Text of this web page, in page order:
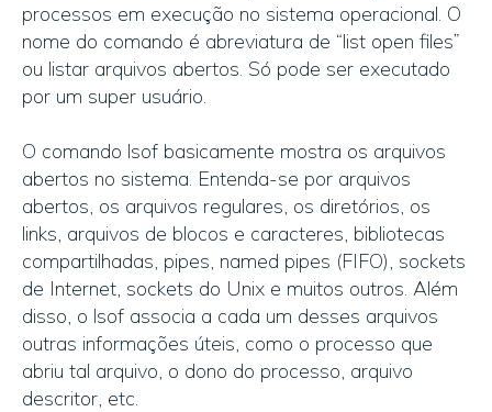
processos em execução no sistema operacional. O
nome do comando é abreviatura de “list open files”
ou listar arquivos abertos. Só pode ser executado
por um super usuário.
O comando lsof basicamente mostra os arquivos
abertos no sistema. Entenda-se por arquivos
abertos, os arquivos regulares, os diretórios, os
links, arquivos de blocos e caracteres, bibliotecas
compartilhadas, pipes, named pipes (FIFO), sockets
de Internet, sockets do Unix e muitos outros. Além
disso, o lsof associa a cada um desses arquivos
outras informações úteis, como o processo que
abriu tal arquivo, o dono do processo, arquivo
descritor, etc.